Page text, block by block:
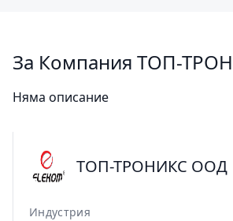
За Компания ТОП-
Няма описание
ТОП-ТРОНИКС ООД
Индустрия